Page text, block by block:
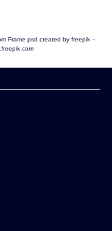
Frame psd created by freepik –